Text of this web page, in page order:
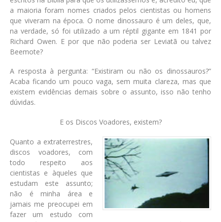
a maioria foram nomes criados pelos cientistas ou homens
que viveram na época. O nome dinossauro é um deles, que,
na verdade, só foi utilizado a um réptil gigante em 1841 por
Richard Owen. E por que não poderia ser Leviatã ou talvez
Beemote?
A resposta à pergunta: “Existiram ou não os dinossauros?”
Acaba ficando um pouco vaga, sem muita clareza, mas que
existem evidências demais sobre o assunto, isso não tenho
dúvidas.
E os Discos Voadores, existem?
Quanto a extraterrestres,
discos voadores, com
todo respeito aos
cientistas e àqueles que
estudam este assunto;
não é minha área e
jamais me preocupei em
fazer um estudo com